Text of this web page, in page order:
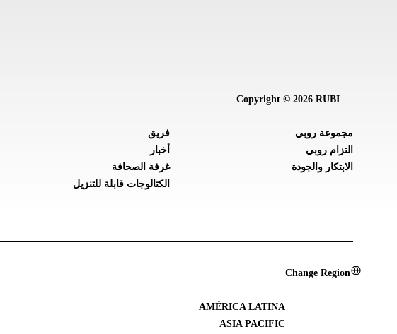
Copyright © 2026 RUBI
مجموعة روبي
التزام روبي
الابتكار والجودة
فريق
أخبار
غرفة الصحافة
الكتالوجات قابلة للتنزيل
Change Region
AMÉRICA LATINA
ASIA PACIFIC